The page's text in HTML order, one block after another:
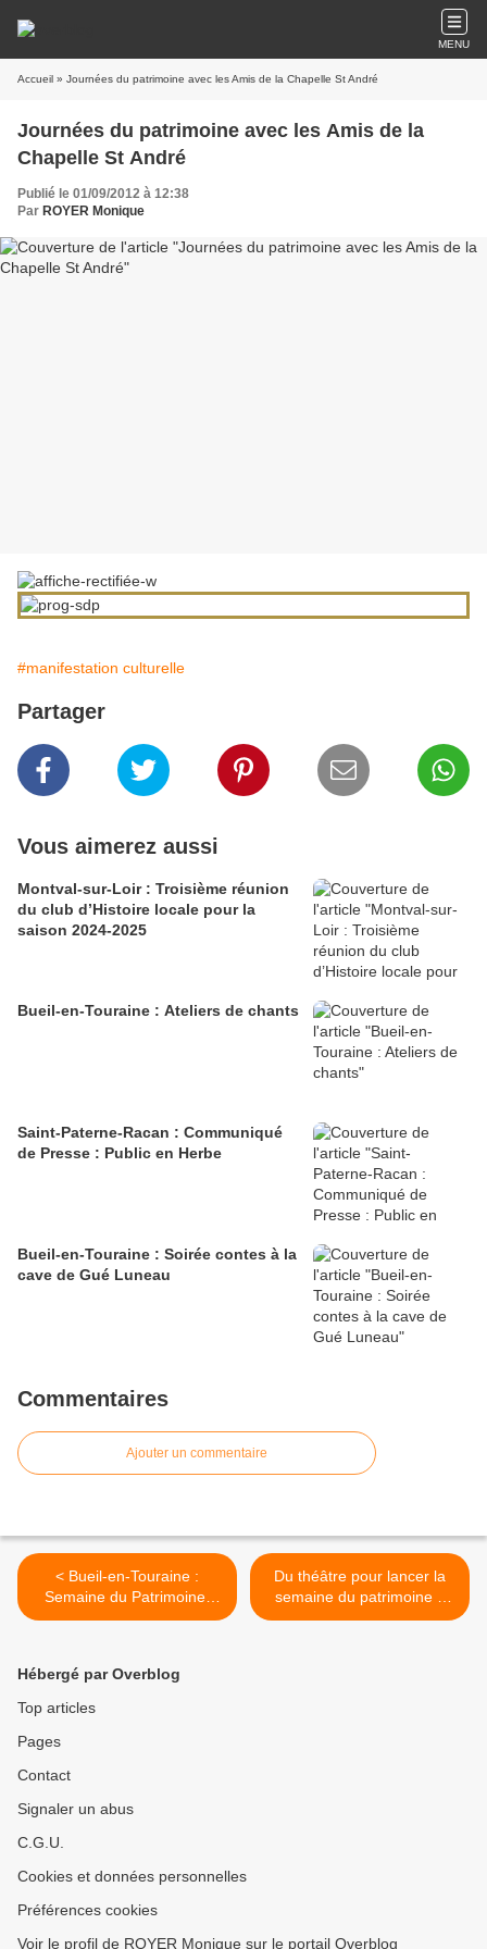
MENU
Accueil » Journées du patrimoine avec les Amis de la Chapelle St André
Journées du patrimoine avec les Amis de la
Chapelle St André
Publié le 01/09/2012 à 12:38
Par ROYER Monique
#manifestation culturelle
Partager
Vous aimerez aussi
Montval-sur-Loir : Troisième réunion
du club d’Histoire locale pour la
saison 2024-2025
Bueil-en-Touraine : Ateliers de chants
Saint-Paterne-Racan : Communiqué
de Presse : Public en Herbe
Bueil-en-Touraine : Soirée contes à la
cave de Gué Luneau
Commentaires
Ajouter un commentaire
< Bueil-en-Touraine :
Semaine du Patrimoine,
11ème édition
Du théâtre pour lancer la
semaine du patrimoine à
Bueil-en-Touraine >
Hébergé par Overblog
Top articles
Pages
Contact
Signaler un abus
C.G.U.
Cookies et données personnelles
Préférences cookies
Voir le profil de ROYER Monique sur le portail Overblog